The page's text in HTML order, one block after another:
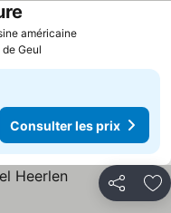
américaineConsulter les
Geul
Consulter les prix
Partager